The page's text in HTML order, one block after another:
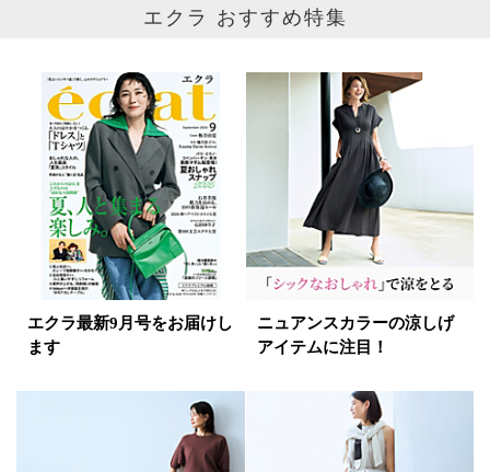
エクラ おすすめ特集
エクラ最新9月号をお届けし
ます
ニュアンスカラーの涼しげ
アイテムに注目！